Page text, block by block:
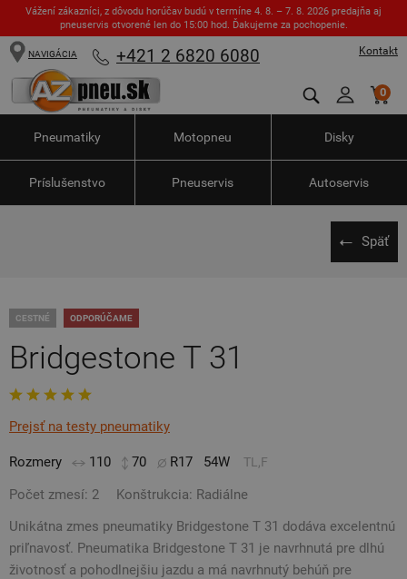
Vážení zákazníci, z dôvodu horúčav budú v termíne 4. 8. – 7. 8. 2026 predajňa aj
pneuservis otvorené len do 15:00 hod. Ďakujeme za pochopenie.
Kontakt
NAVIGÁCIA +421 2 6820 6080
0
Pneumatiky Motopneu Disky
Príslušenstvo Pneuservis Autoservis
Späť
CESTNÉ ODPORÚČAME
Bridgestone T 31
Prejsť na testy pneumatiky
Rozmery 110 70 R17 54W TL,F
Počet zmesí: 2
Konštrukcia: Radiálne
Unikátna zmes pneumatiky Bridgestone T 31 dodáva excelentnú
priľnavosť. Pneumatika Bridgestone T 31 je navrhnutá pre dlhú
životnosť a pohodlnejšiu jazdu a má navrhnutý behúň pre